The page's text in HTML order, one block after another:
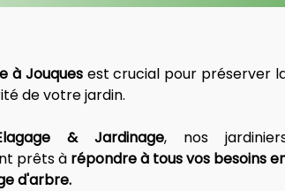
à Jouques est crucial pour préserver
de votre jardin.
& Jardinage, nos
prêts à répondre à tous vos besoins
d'arbre.